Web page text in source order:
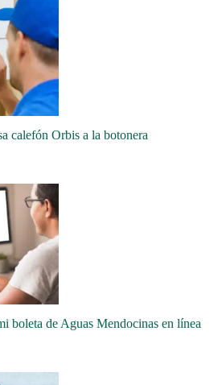
calefón Orbis a la botonera
boleta de Aguas Mendocinas en línea